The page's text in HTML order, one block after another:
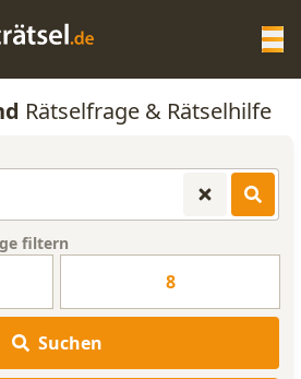
HILFE
WORTLISTE
Rätselfrage & Rätselhilfe
filtern
8
Suchen